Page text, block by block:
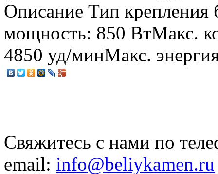
Описание Тип крепления
мощность: 850 ВтМакс.
4850 уд/минМакс.
Свяжитесь с нами по
email: info@beliykamen.ru